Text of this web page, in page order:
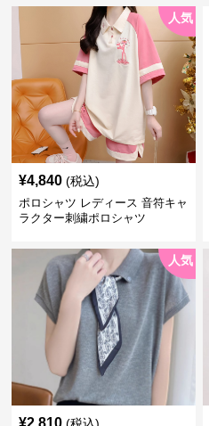
人気
¥4,840 (税込)
ポロシャツ レディース 音符キャ
ラクター刺繍ポロシャツ
人気
¥2,810